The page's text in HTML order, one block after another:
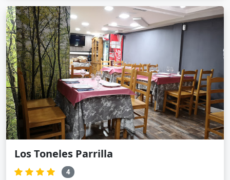
Los Toneles Parrilla
4